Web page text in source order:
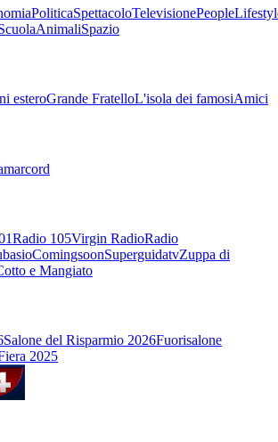
PoliticaSpettacoloTelevisionePeople
AnimaliSpazio
esteroGrande FratelloL'isola dei famosiAmici
Radio 105Virgin RadioRadio
ComingsoonSuperguidatvZuppa di
e Mangiato
Salone del Risparmio 2026Fuorisalone
2025